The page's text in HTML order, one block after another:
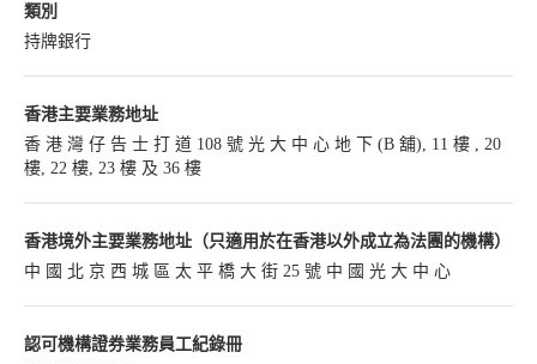
類別
持牌銀行
香港主要業務地址
香 港 灣 仔 告 士 打 道 108 號 光 大 中 心 地 下 (B 舖), 11 樓 , 20
樓, 22 樓, 23 樓 及 36 樓
香港境外主要業務地址（只適用於在香港以外成立為法團的機構）
中 國 北 京 西 城 區 太 平 橋 大 街 25 號 中 國 光 大 中 心
認可機構證券業務員工紀錄冊